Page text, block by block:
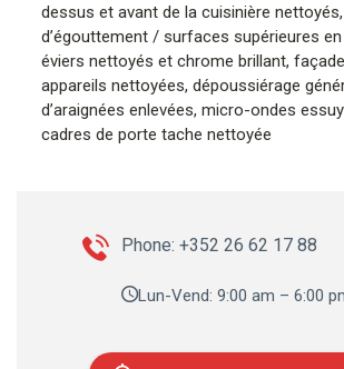
dessus et avant de la cuisinière
d’égouttement / surfaces supérieures
éviers nettoyés et chrome brillant,
appareils nettoyées, dépoussiérage
d’araignées enlevées, micro-ondes
cadres de porte tache nettoyée
Phone: +352 26 62 17 88
Lun-Vend: 9:00 am – 6:00